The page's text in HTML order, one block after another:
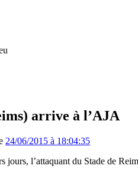
arrive à l’AJA
24/06/2015 à 18:04:35
jours, l’attaquant du Stade de